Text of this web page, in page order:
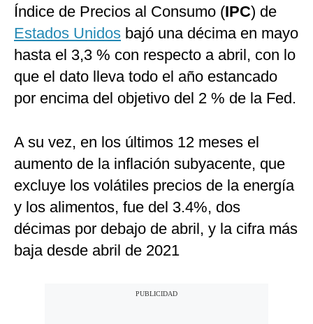
Índice de Precios al Consumo (IPC) de
Estados Unidos bajó una décima en mayo
hasta el 3,3 % con respecto a abril, con lo
que el dato lleva todo el año estancado
por encima del objetivo del 2 % de la Fed.
A su vez, en los últimos 12 meses el
aumento de la inflación subyacente, que
excluye los volátiles precios de la energía
y los alimentos, fue del 3.4%, dos
décimas por debajo de abril, y la cifra más
baja desde abril de 2021